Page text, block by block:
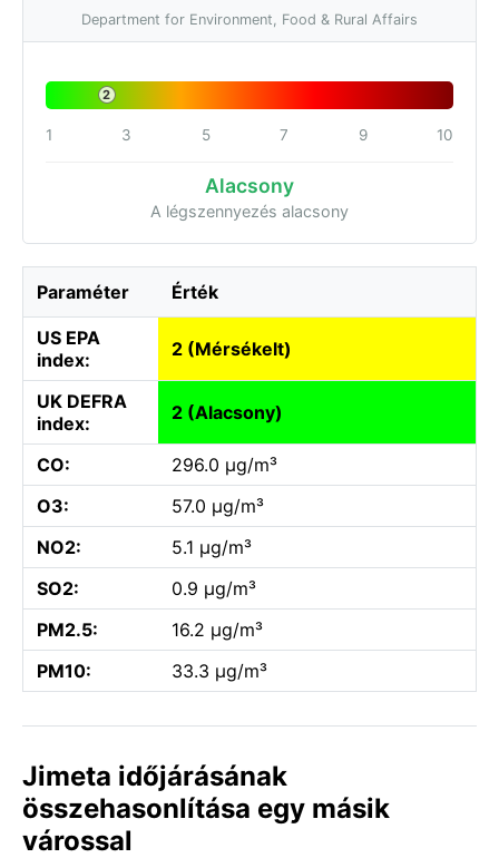
Department for Environment, Food & Rural Affairs
2
1 3 5 7 9 10
Alacsony
A légszennyezés alacsony
Paraméter Érték
US EPA
index:
2 (Mérsékelt)
UK DEFRA
index:
2 (Alacsony)
CO:
296.0 µg/m³
O3:
57.0 µg/m³
NO2:
5.1 µg/m³
SO2:
0.9 µg/m³
PM2.5:
16.2 µg/m³
PM10:
33.3 µg/m³
Jimeta időjárásának
összehasonlítása egy másik
várossal